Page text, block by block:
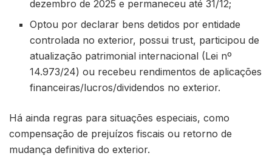
dezembro de 2025 e permaneceu até 31/12;
Optou por declarar bens detidos por entidade
controlada no exterior, possui trust, participou de
atualização patrimonial internacional (Lei nº
14.973/24) ou recebeu rendimentos de aplicações
financeiras/lucros/dividendos no exterior.
Há ainda regras para situações especiais, como
compensação de prejuízos fiscais ou retorno de
mudança definitiva do exterior.